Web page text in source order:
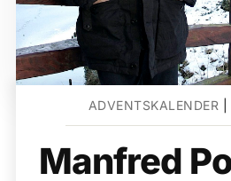
ADVENTSKALENDER
Manfred